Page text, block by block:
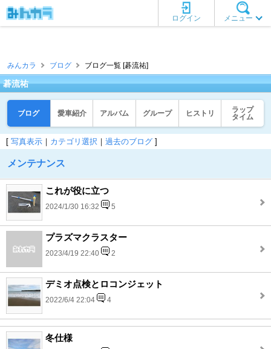
メニュー
ログイン
みんカラ ブログ ブログ一覧 [碁流祐]
碁流祐
ブログ 愛車紹介 アルバム グループ ヒストリ
ラップ
タイム
[ 写真表示 ｜ カテゴリ選択 ｜ 過去のブログ ]
メンテナンス
これが役に立つ
2024/1/30 16:32 5
プラズマクラスター
2023/4/19 22:40 2
デミオ点検とロコンジェット
2022/6/4 22:04 4
冬仕様